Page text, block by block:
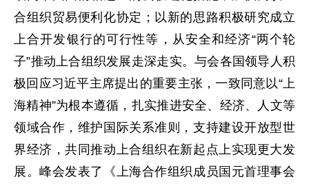
合组织贸易便利化协定；以新的思路积极研究成立
上合开发银行的可行性等，从安全和经济“两个轮
子”推动上合组织发展走深走实。与会各国领导人积
极回应习近平主席提出的重要主张，一致同意以“上
海精神”为根本遵循，扎实推进安全、经济、人文等
领域合作，维护国际关系准则，支持建设开放型世
界经济，共同推动上合组织在新起点上实现更大发
展。峰会发表了《上海合作组织成员国元首理事会